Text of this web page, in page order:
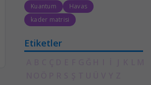
Kuantum
Havas
kader matrisi
Etiketler